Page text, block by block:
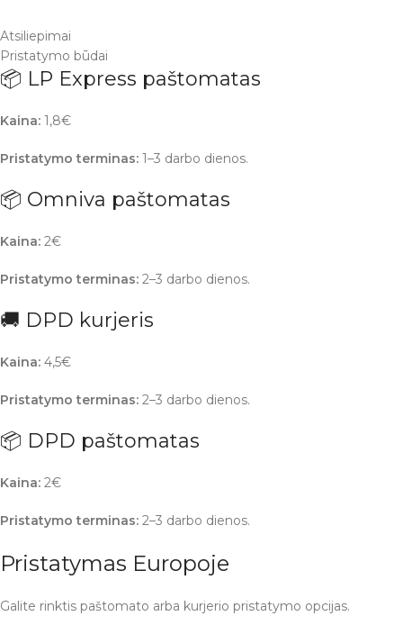
Atsiliepimai
Pristatymo būdai
📦 LP Express paštomatas
Kaina: 1,8€
Pristatymo terminas: 1–3 darbo dienos.
📦 Omniva paštomatas
Kaina: 2€
Pristatymo terminas: 2–3 darbo dienos.
🚚 DPD kurjeris
Kaina: 4,5€
Pristatymo terminas: 2–3 darbo dienos.
📦 DPD paštomatas
Kaina: 2€
Pristatymo terminas: 2–3 darbo dienos.
Pristatymas Europoje
Galite rinktis paštomato arba kurjerio pristatymo opcijas.